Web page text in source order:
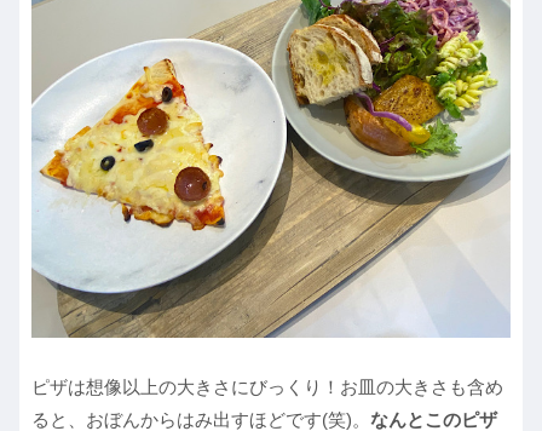
ピザは想像以上の大きさにびっくり！お皿の大きさも含め
ると、おぼんからはみ出すほどです(笑)。 なんとこのピザ